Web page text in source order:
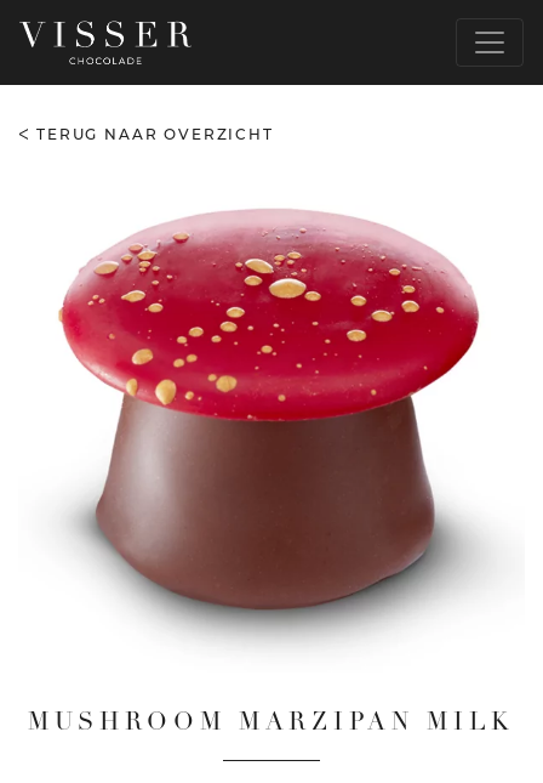
TERUG NAAR OVERZICHT
MUSHROOM MARZIPAN MILK